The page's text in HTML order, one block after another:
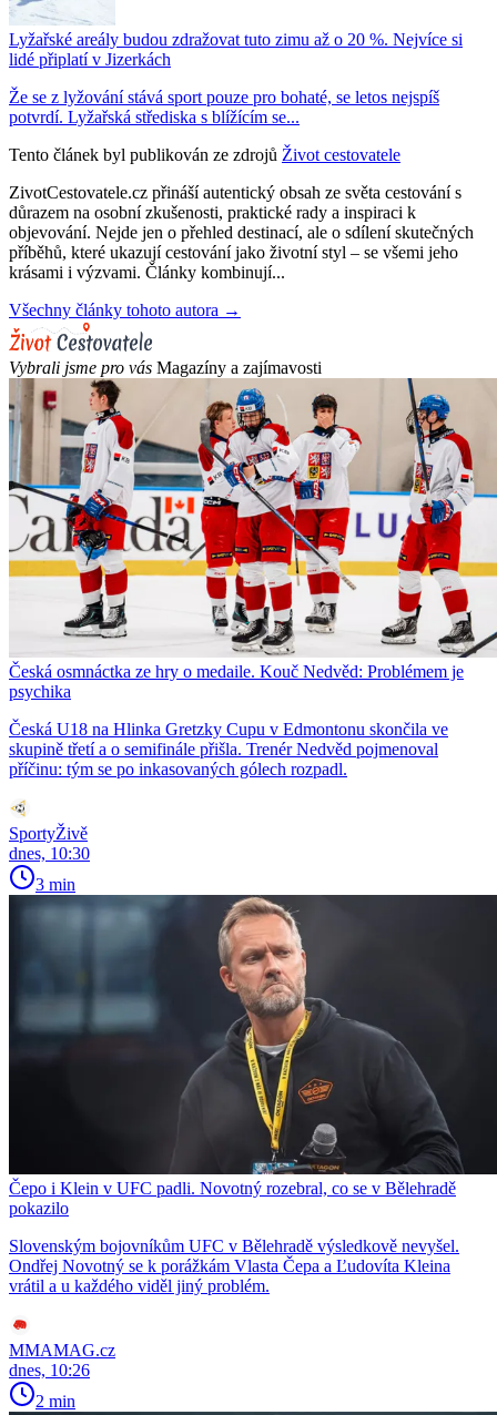
Lyžařské areály budou zdražovat tuto zimu až o 20 %. Nejvíce si
lidé připlatí v Jizerkách
Že se z lyžování stává sport pouze pro bohaté, se letos nejspíš
potvrdí. Lyžařská střediska s blížícím se...
Tento článek byl publikován ze zdrojů Život cestovatele
ZivotCestovatele.cz přináší autentický obsah ze světa cestování s
důrazem na osobní zkušenosti, praktické rady a inspiraci k
objevování. Nejde jen o přehled destinací, ale o sdílení skutečných
příběhů, které ukazují cestování jako životní styl – se všemi jeho
krásami i výzvami. Články kombinují...
Všechny články tohoto autora →
Vybrali jsme pro vás Magazíny a zajímavosti
Česká osmnáctka ze hry o medaile. Kouč Nedvěd: Problémem je
psychika
Česká U18 na Hlinka Gretzky Cupu v Edmontonu skončila ve
skupině třetí a o semifinále přišla. Trenér Nedvěd pojmenoval
příčinu: tým se po inkasovaných gólech rozpadl.
SportyŽivě
dnes, 10:30
3 min
Čepo i Klein v UFC padli. Novotný rozebral, co se v Bělehradě
pokazilo
Slovenským bojovníkům UFC v Bělehradě výsledkově nevyšel.
Ondřej Novotný se k porážkám Vlasta Čepa a Ľudovíta Kleina
vrátil a u každého viděl jiný problém.
MMAMAG.cz
dnes, 10:26
2 min